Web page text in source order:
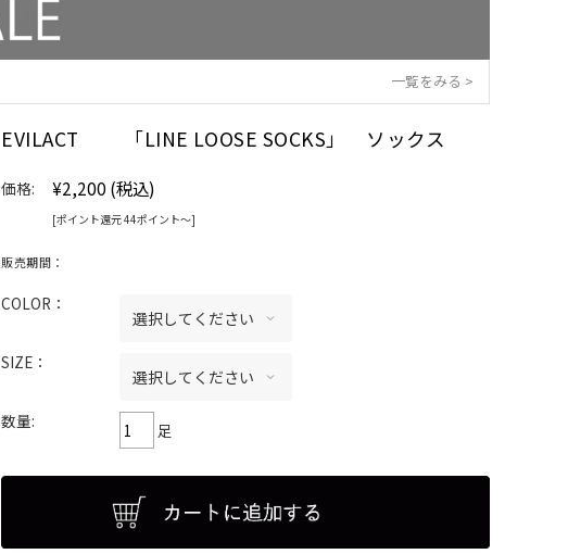
一覧をみる >
EVILACT 「LINE LOOSE SOCKS」 ソックス
価格: ¥2,200 (税込)
[ポイント還元 44ポイント〜]
販売期間：
COLOR：
SIZE：
数量: 足